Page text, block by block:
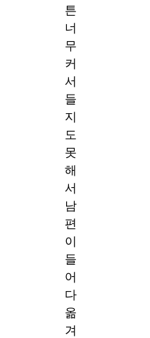
튼
너
무
커
서
들
지
도
못
해
서
남
편
이
들
어
다
옮
겨